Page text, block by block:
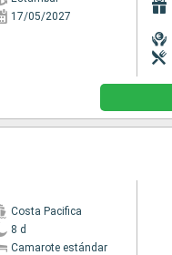
17/05/2027
Costa Pacifica
8 d
Camarote estándar